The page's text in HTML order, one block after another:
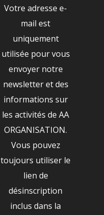
Votre adresse e-
mail est
uniquement
utilisée pour vous
envoyer notre
newsletter et des
informations sur
les activités de AA
ORGANISATION.
Vous pouvez
toujours utiliser le
lien de
désinscription
inclus dans la